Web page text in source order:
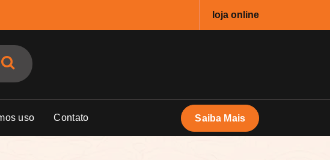
loja online
uso Contato Saiba Mais